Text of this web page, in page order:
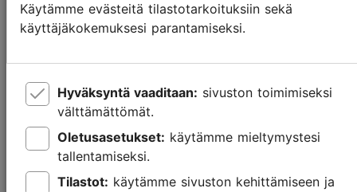
Käytämme evästeitä tilastotarkoituksiin sekä
käyttäjäkokemuksesi parantamiseksi.
Hyväksyntä vaaditaan:
välttämättömät.
Oletusasetukset:
tallentamiseksi.
Tilastot: